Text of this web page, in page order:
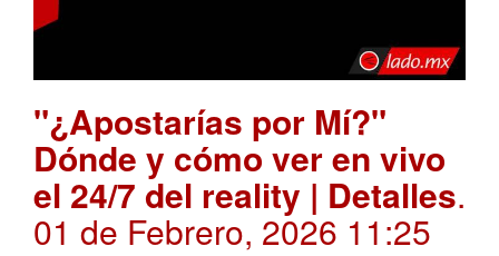
"¿Apostarías por Mí?"
Dónde y cómo ver en vivo
el 24/7 del reality | Detalles.
01 de Febrero, 2026 11:25